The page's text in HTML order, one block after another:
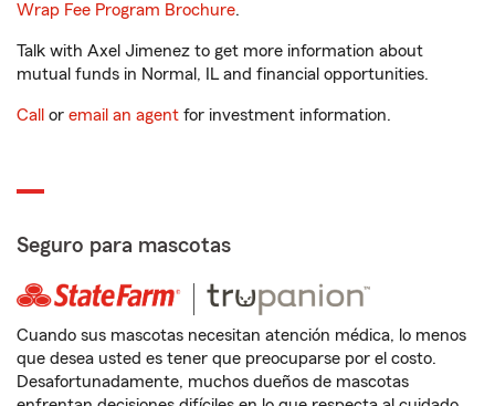
Wrap Fee Program Brochure.
Talk with Axel Jimenez to get more information about
mutual funds in Normal, IL and financial opportunities.
Call or email an agent for investment information.
Seguro para mascotas
Cuando sus mascotas necesitan atención médica, lo menos
que desea usted es tener que preocuparse por el costo.
Desafortunadamente, muchos dueños de mascotas